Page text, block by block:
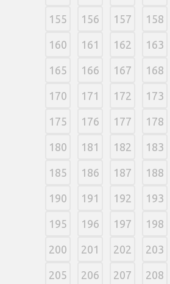
155 156 157 158
160 161 162 163
165 166 167 168
170 171 172 173
175 176 177 178
180 181 182 183
185 186 187 188
190 191 192 193
195 196 197 198
200 201 202 203
205 206 207 208